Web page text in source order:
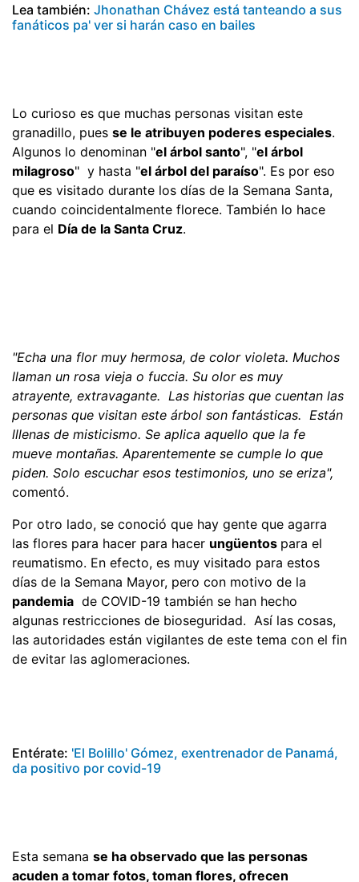
Lea también: Jhonathan Chávez está tanteando a sus
fanáticos pa' ver si harán caso en bailes
Lo curioso es que muchas personas visitan este
granadillo, pues se le atribuyen poderes especiales.
Algunos lo denominan "el árbol santo", "el árbol
milagroso" y hasta "el árbol del paraíso". Es por eso
que es visitado durante los días de la Semana Santa,
cuando coincidentalmente florece. También lo hace
para el Día de la Santa Cruz.
"Echa una flor muy hermosa, de color violeta. Muchos
llaman un rosa vieja o fuccia. Su olor es muy
atrayente, extravagante. Las historias que cuentan las
personas que visitan este árbol son fantásticas. Están
lllenas de misticismo. Se aplica aquello que la fe
mueve montañas. Aparentemente se cumple lo que
piden. Solo escuchar esos testimonios, uno se eriza",
comentó.
Por otro lado, se conoció que hay gente que agarra
las flores para hacer para hacer ungüentos para el
reumatismo. En efecto, es muy visitado para estos
días de la Semana Mayor, pero con motivo de la
pandemia de COVID-19 también se han hecho
algunas restricciones de bioseguridad. Así las cosas,
las autoridades están vigilantes de este tema con el fin
de evitar las aglomeraciones.
Entérate: 'El Bolillo' Gómez, exentrenador de Panamá,
da positivo por covid-19
Esta semana se ha observado que las personas
acuden a tomar fotos, toman flores, ofrecen